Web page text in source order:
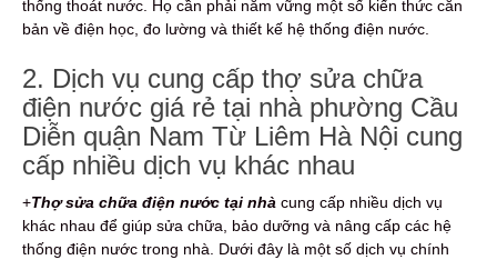
thống thoát nước. Họ cần phải nắm vững một số kiến thức căn
bản về điện học, đo lường và thiết kế hệ thống điện nước.
2. Dịch vụ cung cấp thợ sửa chữa
điện nước giá rẻ tại nhà phường Cầu
Diễn quận Nam Từ Liêm Hà Nội cung
cấp nhiều dịch vụ khác nhau
+Thợ sửa chữa điện nước tại nhà cung cấp nhiều dịch vụ
khác nhau để giúp sửa chữa, bảo dưỡng và nâng cấp các hệ
thống điện nước trong nhà. Dưới đây là một số dịch vụ chính